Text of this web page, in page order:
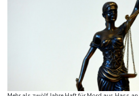
Vorwurf der Preisabsprache: Drei US-
Investoren-Affäre: Fifa-Spitze stellt
Steinmeier-Nachfolge: Özdemir spricht
Wissenschaftler bestätigen: Schrottteil